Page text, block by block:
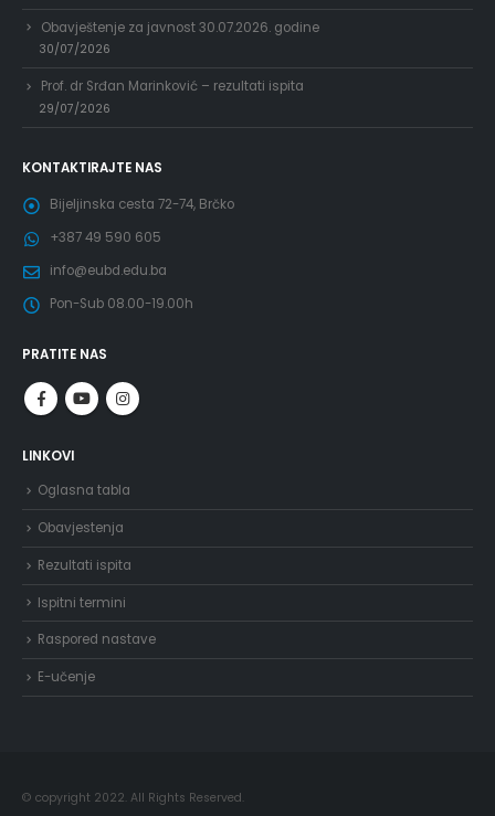
Obavještenje za javnost 30.07.2026. godine
30/07/2026
Prof. dr Srđan Marinković – rezultati ispita
29/07/2026
KONTAKTIRAJTE NAS
Bijeljinska cesta 72-74, Brčko
+387 49 590 605
info@eubd.edu.ba
Pon-Sub 08.00-19.00h
PRATITE NAS
LINKOVI
Oglasna tabla
Obavjestenja
Rezultati ispita
Ispitni termini
Raspored nastave
E-učenje
© copyright 2022. All Rights Reserved.